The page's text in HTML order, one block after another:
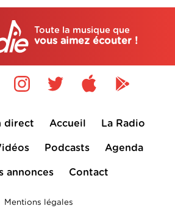
Toute la musique que
vous aimez écouter !
direct Accueil La Radio
Podcasts Agenda
annonces Contact
Mentions légales